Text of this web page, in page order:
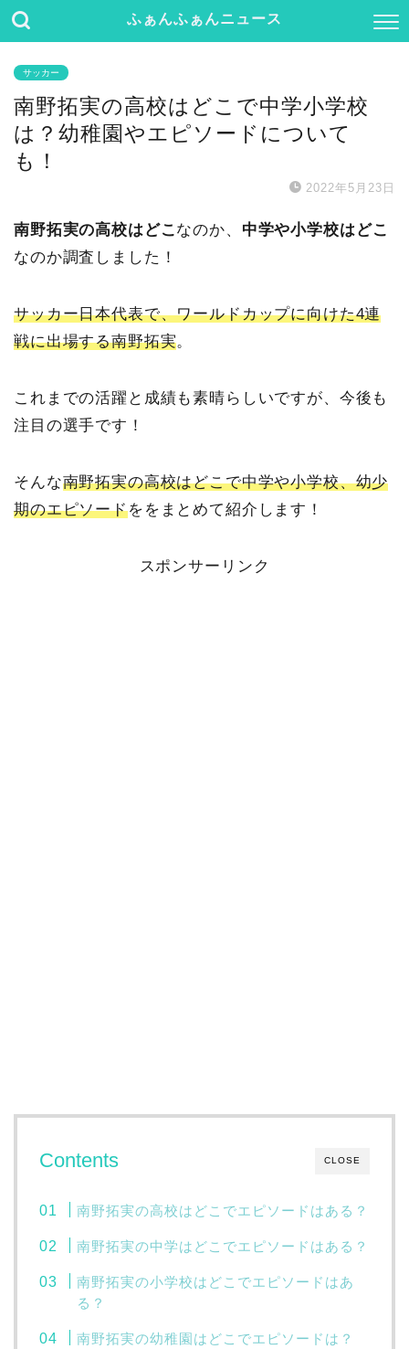
ふぁんふぁんニュース
サッカー
南野拓実の高校はどこで中学小学校
は？幼稚園やエピソードについて
も！
2022年5月23日
南野拓実の高校はどこなのか、 中学や小学校はどこ
なのか調査しました！
サッカー日本代表で、ワールドカップに向けた4連
戦に出場する南野拓実。
これまでの活躍と成績も素晴らしいですが、今後も
注目の選手です！
そんな南野拓実の高校はどこで中学や小学校、幼少
期のエピソードををまとめて紹介します！
スポンサーリンク
CLOSE
Contents
南野拓実の高校はどこでエピソードはある？
南野拓実の中学はどこでエピソードはある？
南野拓実の小学校はどこでエピソードはあ
る？
南野拓実の幼稚園はどこでエピソードは？